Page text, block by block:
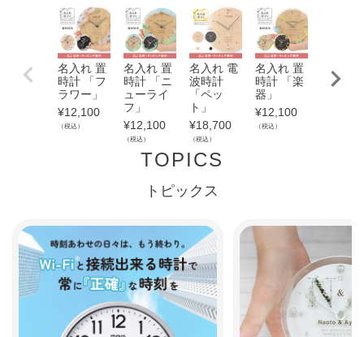
名入れ 置
時計 「フ
ラワー」
¥12,100
（税込）
名入れ 置
時計 「ニ
ューライ
フ」
¥12,100
（税込）
名入れ 電
波時計
「ペッ
ト」
¥18,700
（税込）
名入れ 置
時計 「楽
器」
¥12,100
（税込）
名入れ
時計 「
TOPICS
トピックス